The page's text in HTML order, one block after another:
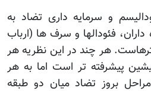
و سرمایه داری تضاد به
فئودالها و سرف ها (ارباب
هر چند در این نظریه هر
پیشرفته تر است اما به هر
بروز تضاد میان دو طبقه